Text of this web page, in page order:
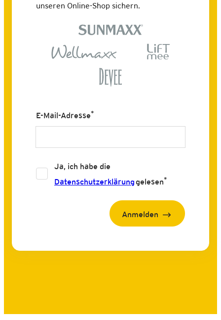
unseren Online-Shop sichern.
E-Mail-Adresse*
Ja, ich habe die
Datenschutzerklärunggelesen*
Anmelden